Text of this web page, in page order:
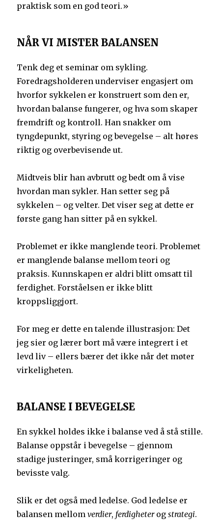
praktisk som en god teori.»
NÅR VI MISTER BALANSEN
Tenk deg et seminar om sykling.
Foredragsholderen underviser engasjert om
hvorfor sykkelen er konstruert som den er,
hvordan balanse fungerer, og hva som skaper
fremdrift og kontroll. Han snakker om
tyngdepunkt, styring og bevegelse – alt høres
riktig og overbevisende ut.
Midtveis blir han avbrutt og bedt om å vise
hvordan man sykler. Han setter seg på
sykkelen – og velter. Det viser seg at dette er
første gang han sitter på en sykkel.
Problemet er ikke manglende teori. Problemet
er manglende balanse mellom teori og
praksis. Kunnskapen er aldri blitt omsatt til
ferdighet. Forståelsen er ikke blitt
kroppsliggjort.
For meg er dette en talende illustrasjon: Det
jeg sier og lærer bort må være integrert i et
levd liv – ellers bærer det ikke når det møter
virkeligheten.
BALANSE I BEVEGELSE
En sykkel holdes ikke i balanse ved å stå stille.
Balanse oppstår i bevegelse – gjennom
stadige justeringer, små korrigeringer og
bevisste valg.
Slik er det også med ledelse. God ledelse er
balansen mellomverdier, ferdigheterogstrategi.